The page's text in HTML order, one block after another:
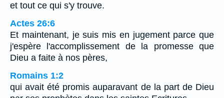
et tout ce qui s'y trouve.
Actes 26:6
Et maintenant, je suis mis en jugement parce que
j'espère l'accomplissement de la promesse que
Dieu a faite à nos pères,
Romains 1:2
qui avait été promis auparavant de la part de Dieu